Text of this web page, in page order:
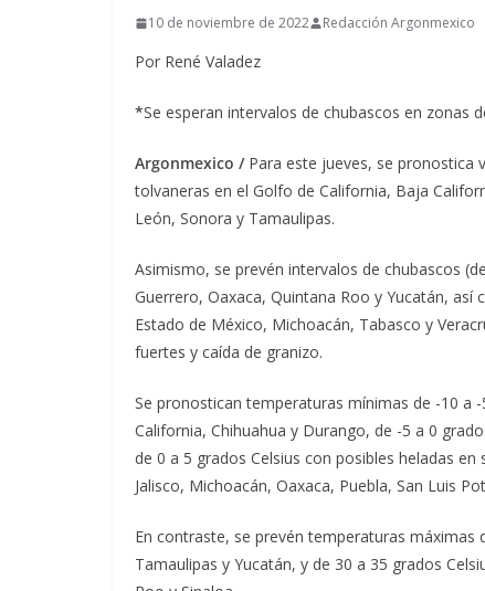
10 de noviembre de 2022 Redacción Argonmexico
Por René Valadez
*Se esperan intervalos de chubascos en zonas
Argonmexico / Para este jueves, se pronostica
tolvaneras en el Golfo de California, Baja
León, Sonora y Tamaulipas.
Asimismo, se prevén intervalos de chubascos
Guerrero, Oaxaca, Quintana Roo y Yucatán, así
Estado de México, Michoacán, Tabasco y
fuertes y caída de granizo.
Se pronostican temperaturas mínimas de -10 a
California, Chihuahua y Durango, de -5 a 0
de 0 a 5 grados Celsius con posibles heladas
Jalisco, Michoacán, Oaxaca, Puebla, San Luis
En contraste, se prevén temperaturas máximas
Tamaulipas y Yucatán, y de 30 a 35 grados